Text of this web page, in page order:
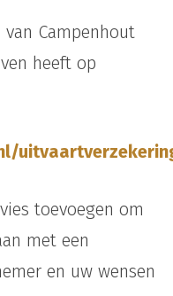
Campenhout
heeft op
toevoegen om
met een
en uw wensen